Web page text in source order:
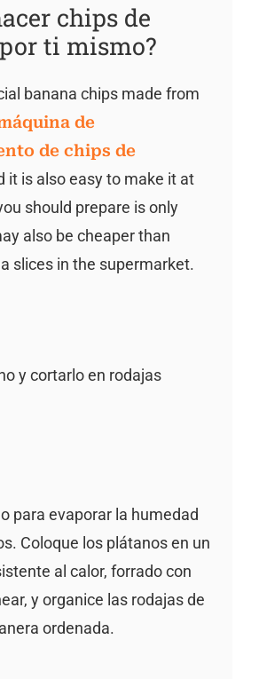
chips de
ti mismo?
banana chips made from
de
de chips de
it is also easy to make it at
should prepare is only
also be cheaper than
slices in the supermarket.
y cortarlo en rodajas
para evaporar la humedad
Coloque los plátanos en un
al calor, forrado con
y organice las rodajas de
ordenada.